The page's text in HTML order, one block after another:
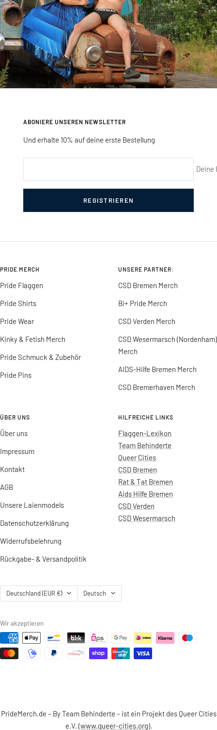
ABONIERE UNSEREN NEWSLETTER
Und erhalte 10% auf deine erste Bestellung
Deine
REGISTRIEREN
PRIDE MERCH
Pride Flaggen
Pride Shirts
Pride Wear
Kinky & Fetish Merch
Pride Schmuck & Zubehör
Pride Pins
UNSERE PARTNER:
CSD Bremen Merch
Bi+ Pride Merch
CSD Verden Merch
CSD Wesermarsch (Nordenham)
Merch
AIDS-Hilfe Bremen Merch
CSD Bremerhaven Merch
ÜBER UNS
Über uns
Impressum
Kontakt
AGB
Unsere Laienmodels
Datenschutzerklärung
Widerrufsbelehrung
Rückgabe- & Versandpolitik
HILFREICHE LINKS
Flaggen-Lexikon
Team Behinderte
Queer Cities
CSD Bremen
Rat & Tat Bremen
Aids Hilfe Bremen
CSD Verden
CSD Wesermarsch
Land/Region
Deutschland (EUR €) Sprache
Deutsch
Wir akzeptieren
PrideMerch.de – By Team Behinderte – ist ein Projekt des Queer Cities
e.V. (www.queer-cities.org).